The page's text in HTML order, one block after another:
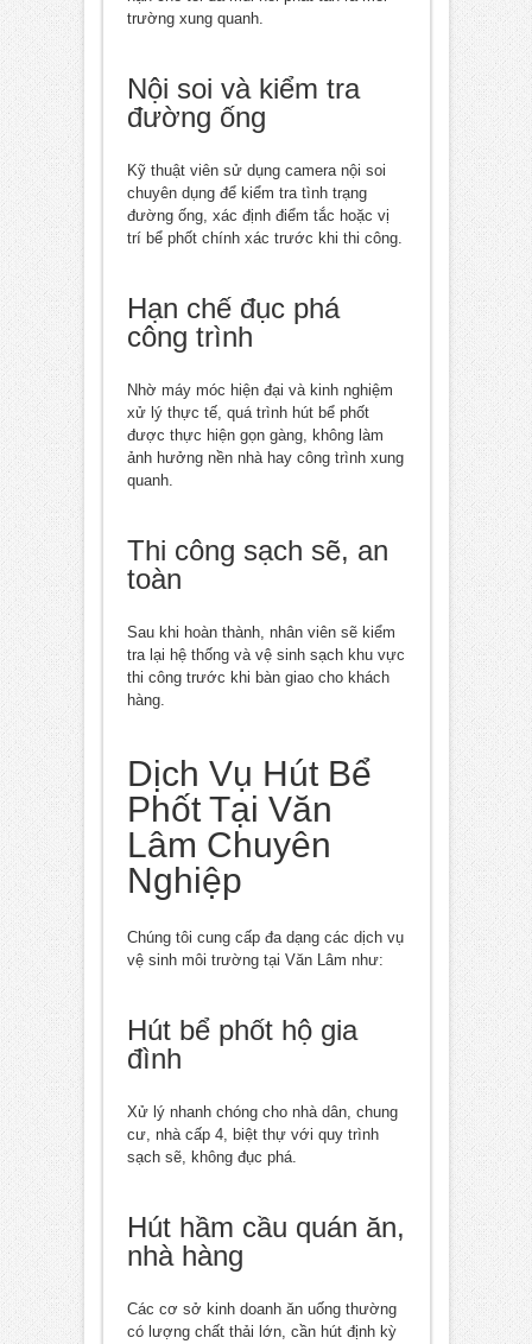
trường xung quanh.
Nội soi và kiểm tra
đường ống
Kỹ thuật viên sử dụng camera nội soi
chuyên dụng để kiểm tra tình trạng
đường ống, xác định điểm tắc hoặc vị
trí bể phốt chính xác trước khi thi công.
Hạn chế đục phá
công trình
Nhờ máy móc hiện đại và kinh nghiệm
xử lý thực tế, quá trình hút bể phốt
được thực hiện gọn gàng, không làm
ảnh hưởng nền nhà hay công trình xung
quanh.
Thi công sạch sẽ, an
toàn
Sau khi hoàn thành, nhân viên sẽ kiểm
tra lại hệ thống và vệ sinh sạch khu vực
thi công trước khi bàn giao cho khách
hàng.
Dịch Vụ Hút Bể
Phốt Tại Văn
Lâm Chuyên
Nghiệp
Chúng tôi cung cấp đa dạng các dịch vụ
vệ sinh môi trường tại Văn Lâm như:
Hút bể phốt hộ gia
đình
Xử lý nhanh chóng cho nhà dân, chung
cư, nhà cấp 4, biệt thự với quy trình
sạch sẽ, không đục phá.
Hút hầm cầu quán ăn,
nhà hàng
Các cơ sở kinh doanh ăn uống thường
có lượng chất thải lớn, cần hút định kỳ